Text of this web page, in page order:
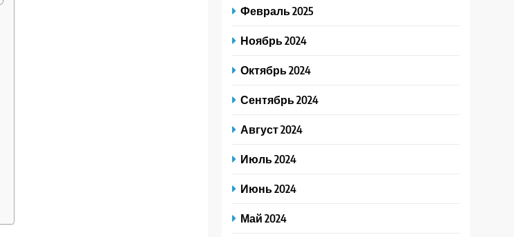
Февраль 2025
Ноябрь 2024
Октябрь 2024
Сентябрь 2024
Август 2024
Июль 2024
Июнь 2024
Май 2024